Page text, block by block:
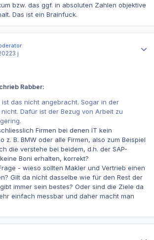
bzw. das ggf. in absoluten Zahlen objektive
Das ist ein Brainfuck.
3 j
Rabber:
das nicht angebracht. Sogar in der
Dafür ist der Bezug von Arbeit zu
Firmen bei denen IT kein
z. B. BMW oder alle Firmen, also zum Beispiel
die verstehe bei beidem, d.h. der SAP-
Boni erhalten, korrekt?
- wieso sollten Makler und Vertrieb einen
Gilt da nicht dasselbe wie für den Rest der
immer sein bestes? Oder sind die Ziele da
einfach messbar und daher macht man